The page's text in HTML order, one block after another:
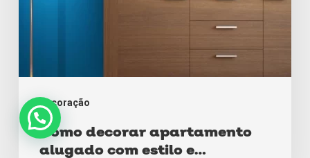
decoração
Como decorar apartamento
alugado com estilo e